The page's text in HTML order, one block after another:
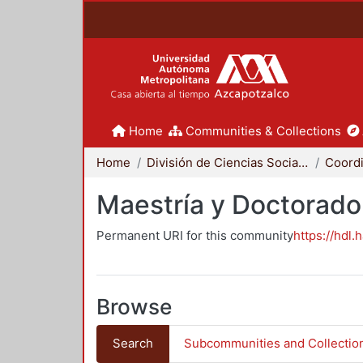
Home Communities & Collections
Home División de Ciencias Sociales y Humanidades
Maestría y
Permanent URI for this communityhttps://
Browse
Search Subcommunities and